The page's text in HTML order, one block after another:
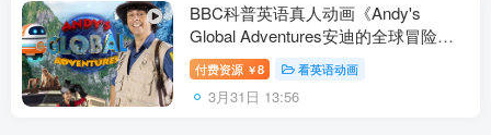
BBC科普英语真人动画《Andy's
Global Adventures安迪的全球冒险》
全3季共45集，1080P高清视频带英文
字幕，百度网盘下载！
付费资源 ￥8 看英语动画
3月31日 13:56